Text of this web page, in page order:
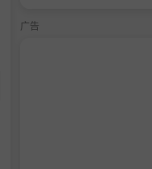
广告